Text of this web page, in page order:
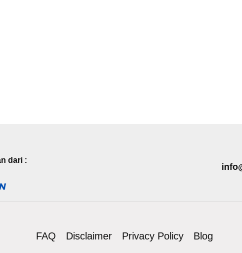
dari :
FAQ Disclaimer Privacy Policy Blog